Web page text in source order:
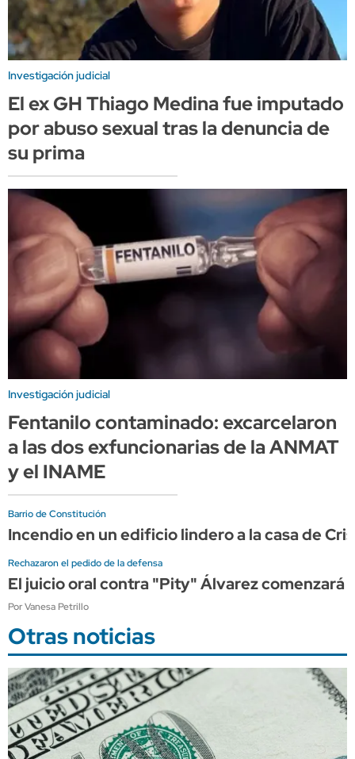
Investigación judicial
El ex GH Thiago Medina fue imputado
por abuso sexual tras la denuncia de
su prima
Investigación judicial
Fentanilo contaminado: excarcelaron
a las dos exfuncionarias de la ANMAT
y el INAME
Barrio de Constitución
Incendio en un edificio lindero a la casa de
Rechazaron el pedido de la defensa
El juicio oral contra "Pity" Álvarez comenzará
Por Vanesa Petrillo
Otras noticias